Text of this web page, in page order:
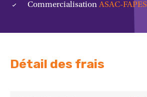
Commercialisation ASAC-FAPES
Détail des frais